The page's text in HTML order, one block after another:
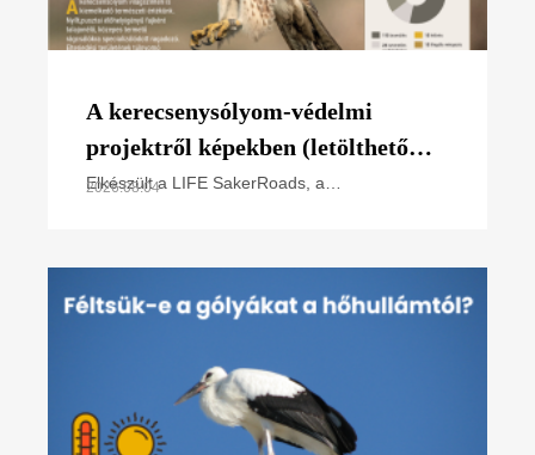
A kerecsenysólyom-védelmi
projektről képekben (letölthető
poszter)
Elkészült a LIFE SakerRoads, a
2026.08.04